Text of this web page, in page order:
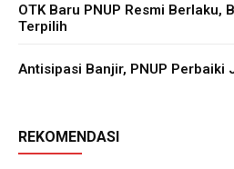
OTK Baru PNUP Resmi Berlaku,
Terpilih
Antisipasi Banjir, PNUP Perbaiki
REKOMENDASI